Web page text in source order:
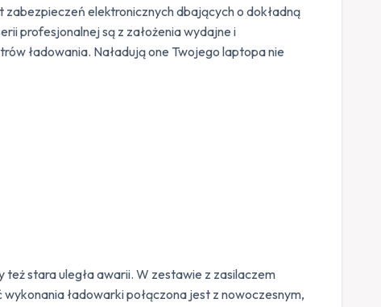
elektronicznych dbających o dokładną
profesjonalnej są z założenia wydajne i
ładowania. Naładują one Twojego laptopa nie
stara uległa awarii. W zestawie z zasilaczem
ładowarki połączona jest z nowoczesnym,